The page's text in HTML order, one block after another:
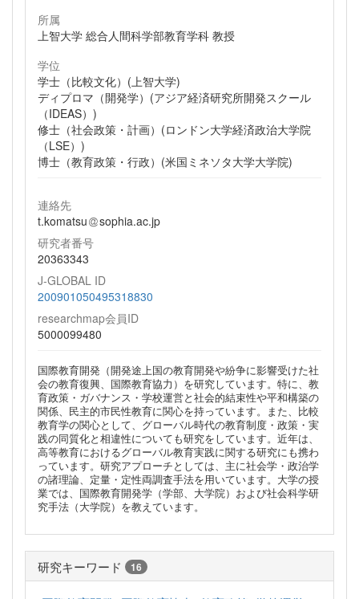
所属
上智大学 総合人間科学部教育学科 教授
学位
学士（比較文化）(上智大学)
ディプロマ（開発学）(アジア経済研究所開発スクール
（IDEAS）)
修士（社会政策・計画）(ロンドン大学経済政治大学院
（LSE）)
博士（教育政策・行政）(米国ミネソタ大学大学院)
連絡先
t.komatsu
sophia.ac.jp
研究者番号
20363343
J-GLOBAL ID
200901050495318830
researchmap会員ID
5000099480
国際教育開発（開発途上国の教育開発や紛争に影響受けた社
会の教育復興、国際教育協力）を研究しています。特に、教
育政策・ガバナンス・学校運営と社会的結束性や平和構築の
関係、民主的市民性教育に関心を持っています。また、比較
教育学の関心として、グローバル時代の教育制度・政策・実
践の同質化と相違性についても研究をしています。近年は、
高等教育におけるグローバル教育実践に関する研究にも携わ
っています。研究アプローチとしては、主に社会学・政治学
の諸理論、定量・定性両調査手法を用いています。大学の授
業では、国際教育開発学（学部、大学院）および社会科学研
究手法（大学院）を教えています。
研究キーワード 16